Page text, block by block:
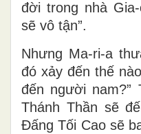
đời trong nhà
sẽ vô tận”.
Nhưng Ma-ri-a
đó xảy đến thế
đến người nam?”
Thánh Thần sẽ
Ðấng Tối Cao sẽ